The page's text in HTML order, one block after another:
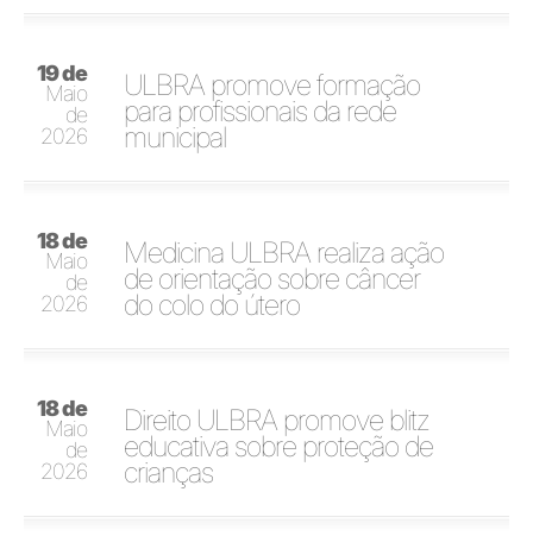
19 de
Maio
de
2026
ULBRA promove formação
para profissionais da rede
municipal
18 de
Maio
de
2026
Medicina ULBRA realiza ação
de orientação sobre câncer
do colo do útero
18 de
Maio
de
2026
Direito ULBRA promove blitz
educativa sobre proteção de
crianças